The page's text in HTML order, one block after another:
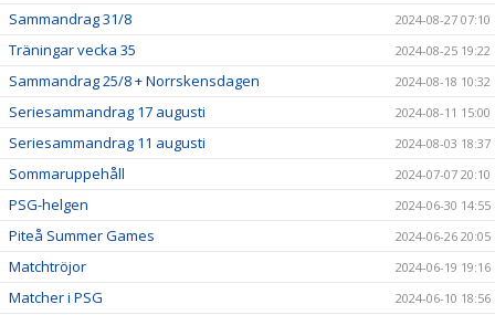
Sammandrag 31/8 2024-08-27 07:10
Träningar vecka 35 2024-08-25 19:22
Sammandrag 25/8 + Norrskensdagen 2024-08-18 10:32
Seriesammandrag 17 augusti 2024-08-11 15:00
Seriesammandrag 11 augusti 2024-08-03 18:37
Sommaruppehåll 2024-07-07 20:10
PSG-helgen 2024-06-30 14:55
Piteå Summer Games 2024-06-26 20:05
Matchtröjor 2024-06-19 19:16
Matcher i PSG 2024-06-10 18:56